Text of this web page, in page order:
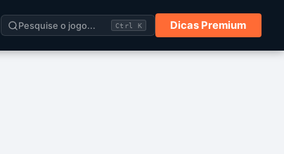
Pesquise o jogo... Ctrl K Dicas Premium